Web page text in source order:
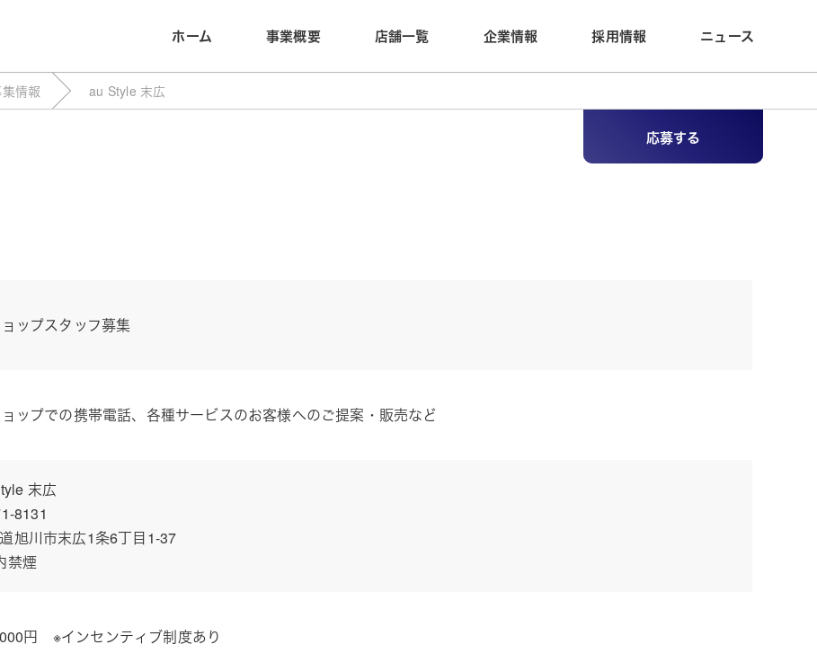
ホーム 事業概要 店舗一覧 企業情報 採用情報 ニュース
情報 au Style 末広
応募する
ップスタッフ募集
ップでの携帯電話、各種サービスのお客様へのご提案・販売など
末広
8131
旭川市末広1条6丁目1-37
禁煙
円 ※インセンティブ制度あり